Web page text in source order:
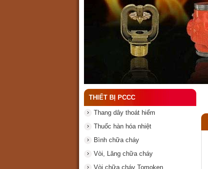
THIẾT BỊ PCCC
Thang dây thoát hiểm
Thuốc hàn hóa nhiệt
Bình chữa cháy
Vòi, Lăng chữa cháy
Vòi chữa cháy Tomoken